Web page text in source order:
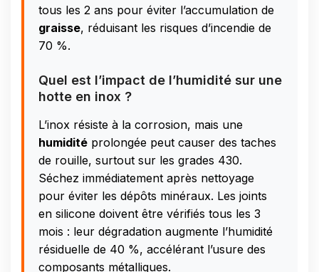
tous les 2 ans pour éviter l’accumulation de
graisse, réduisant les risques d’incendie de
70 %.
Quel est l’impact de l’humidité sur une
hotte en inox ?
L’inox résiste à la corrosion, mais une
humidité prolongée peut causer des taches
de rouille, surtout sur les grades 430.
Séchez immédiatement après nettoyage
pour éviter les dépôts minéraux. Les joints
en silicone doivent être vérifiés tous les 3
mois : leur dégradation augmente l’humidité
résiduelle de 40 %, accélérant l’usure des
composants métalliques.